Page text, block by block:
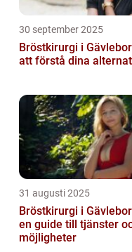
30 september 2025
Bröstkirurgi i
att förstå dina
31 augusti 2025
Bröstkirurgi i
en guide till tjänster
möjligheter